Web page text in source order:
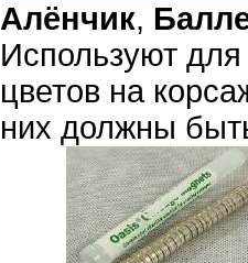
Алёнчик,
Используют
цветов на
них должны